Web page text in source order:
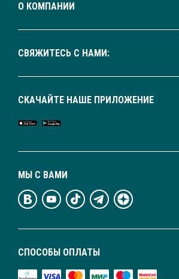
О КОМПАНИИ
СВЯЖИТЕСЬ С НАМИ:
СПОСОБЫ ОПЛАТЫ
МЫ С ВАМИ
СКАЧАЙТЕ НАШЕ ПРИЛОЖЕНИЕ